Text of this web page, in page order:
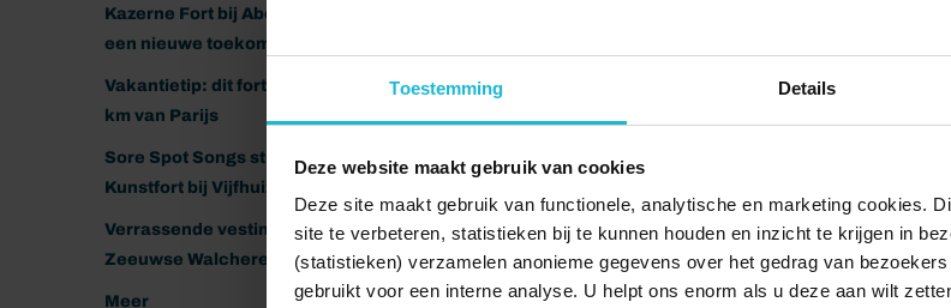
Toestemming Details
Deze website maakt gebruik van cookies
Deze site maakt gebruik van functionele, analytische en marketing cookies.
site te verbeteren, statistieken bij te kunnen houden en inzicht te krijgen in
(statistieken) verzamelen anonieme gegevens over het gedrag van
gebruikt voor een interne analyse. U helpt ons enorm als u deze aan wilt
Kazerne Fort bij Abcoude klaar voor
een nieuwe toekomst
Vakantietip: dit fort ligt nog geen 20
km van Parijs
Sore Spot Songs strijkt neer op het
Kunstfort bij Vijfhuizen
Verrassende vestingen van het
Zeeuwse Walcheren
Meer